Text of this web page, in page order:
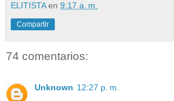
ELITISTA en 9:17 a. m.
Compartir
74 comentarios:
Unknown 12:27 p. m.